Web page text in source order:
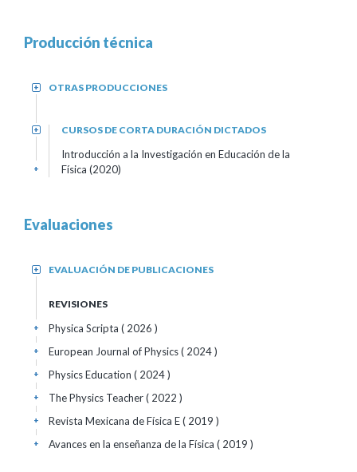
Producción técnica
OTRAS PRODUCCIONES
+
CURSOS DE CORTA DURACIÓN DICTADOS
+
Introducción a la Investigación en Educación de la
Física (2020)
+
Evaluaciones
EVALUACIÓN DE PUBLICACIONES
+
REVISIONES
Physica Scripta ( 2026 )
+
European Journal of Physics( 2024 )
+
Physics Education ( 2024 )
+
The Physics Teacher( 2022 )
+
Revista Mexicana de Física E( 2019 )
+
Avances en la enseñanza de la Física ( 2019 )
+